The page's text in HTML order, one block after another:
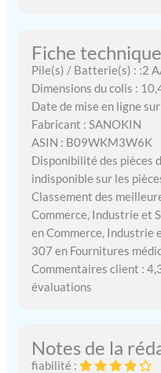
Fiche technique
Pile(s) / Batterie(s) : :2
Dimensions du colis :
Date de mise en ligne
Fabricant : SANOKIN
ASIN : B09WKM3W6K
Disponibilité des pièces
indisponible sur les
Classement des
Commerce, Industrie et
en Commerce, Industrie
307 en Fournitures
Commentaires client :
évaluations
Notes de la
fiabilité :